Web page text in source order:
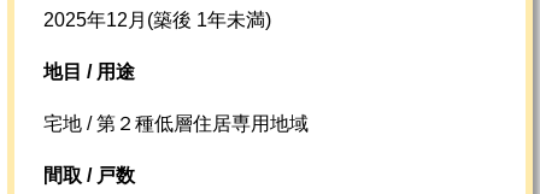
2025年12月(築後 1年未満)
地目 / 用途
宅地 / 第２種低層住居専用地域
間取 / 戸数